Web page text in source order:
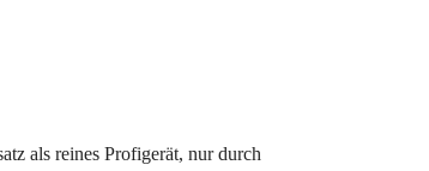
als reines Profigerät, nur durch